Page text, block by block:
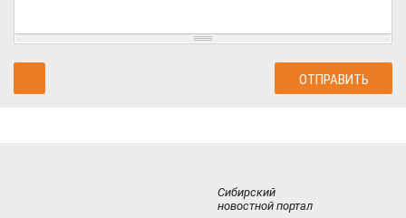
Сибирский
новостной портал